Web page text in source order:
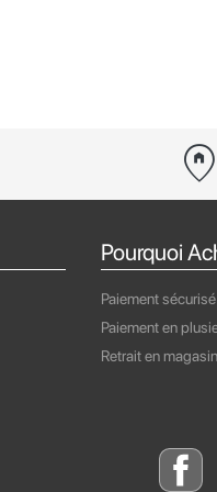
home_pin
Pourquoi
Paiement sécurisé
Paiement en
Retrait en magasin